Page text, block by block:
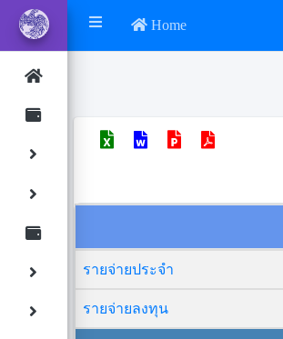
Home
รายจ่ายประจำ
รายจ่ายลงทุน